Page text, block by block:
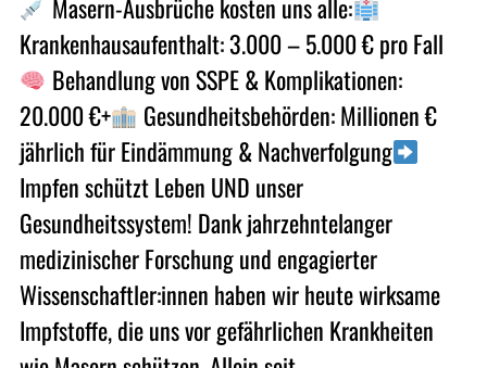
Masern-Ausbrüche kosten uns alle:
Krankenhausaufenthalt: 3.000 – 5.000 € pro Fall
Behandlung von SSPE & Komplikationen:
20.000 €+
Gesundheitsbehörden: Millionen €
jährlich für Eindämmung & Nachverfolgung
Impfen schützt Leben UND unser
Gesundheitssystem! Dank jahrzehntelanger
medizinischer Forschung und engagierter
Wissenschaftler:innen haben wir heute wirksame
Impfstoffe, die uns vor gefährlichen Krankheiten